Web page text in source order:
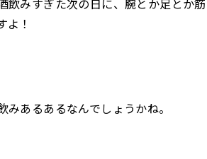
よ！
みあるあるなんでしょうかね。